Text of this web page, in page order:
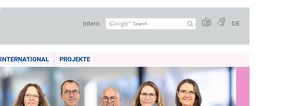
Intern DE
INTERNATIONAL PROJEKTE